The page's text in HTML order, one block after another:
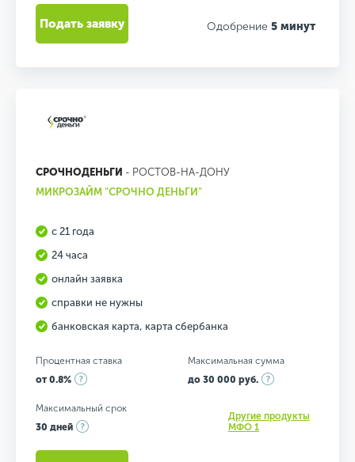
Одобрение 5 минут
Подать заявку
СРОЧНОДЕНЬГИ - РОСТОВ-НА-ДОНУ
МИКРОЗАЙМ "СРОЧНО ДЕНЬГИ"
с 21 года
24 часа
онлайн заявка
справки не нужны
банковская карта, карта сбербанка
Процентная ставка
от 0.8%
Максимальная сумма
до 30 000 руб.
Максимальный срок
30 дней
Другие продукты
МФО 1